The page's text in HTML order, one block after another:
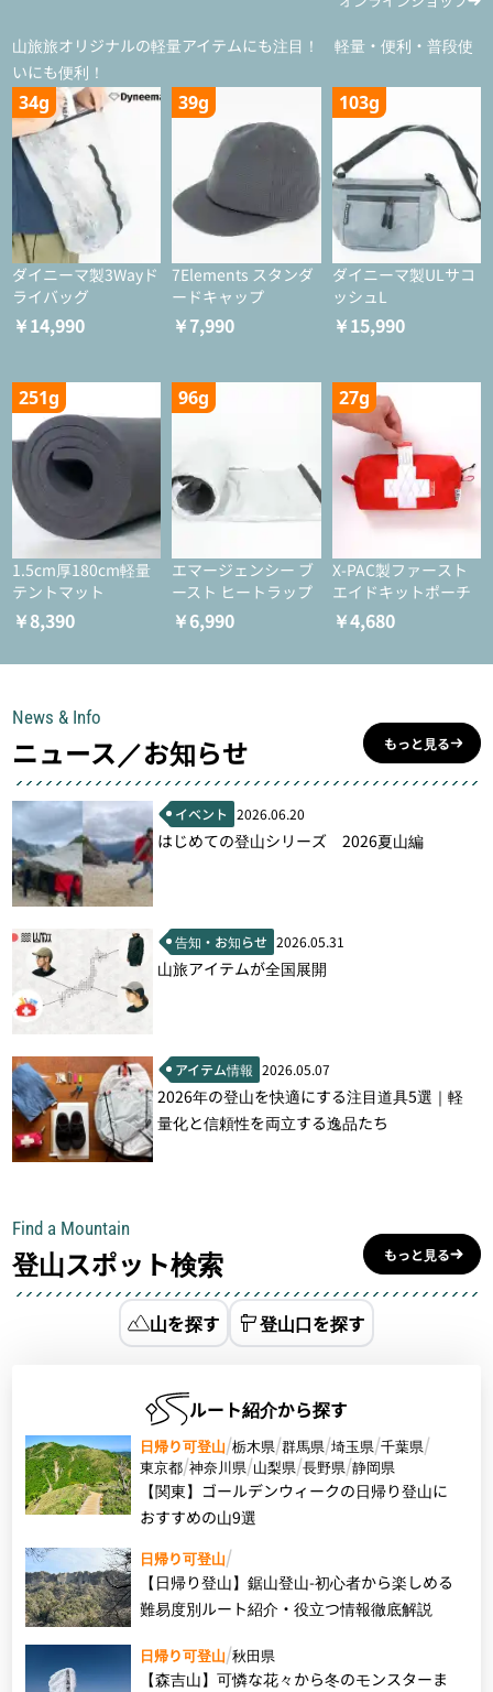
山旅旅オリジナルの軽量アイテムにも注目！ 軽量・便利・普段使
いにも便利！
34g
ダイニーマ製3Wayド
ライバッグ
￥14,990
39g
7Elements スタンダ
ードキャップ
￥7,990
103g
ダイニーマ製ULサコ
ッシュL
￥15,990
251g
1.5cm厚180cm軽量
テントマット
￥8,390
96g
エマージェンシー ブ
ースト ヒートラップ
￥6,990
27g
X-PAC製ファースト
エイドキットポーチ
￥4,680
News & Info
ニュース／お知らせ もっと見る
イベント 2026.06.20
はじめての登山シリーズ 2026夏山編
告知・お知らせ 2026.05.31
山旅アイテムが全国展開
アイテム情報 2026.05.07
2026年の登山を快適にする注目道具5選｜軽
量化と信頼性を両立する逸品たち
Find a Mountain
登山スポット検索 もっと見る
山を探す 登山口を探す
ルート紹介から探す
日帰り可登山 栃木県 群馬県 埼玉県 千葉県
東京都 神奈川県 山梨県 長野県 静岡県
【関東】ゴールデンウィークの日帰り登山に
おすすめの山9選
日帰り可登山
【日帰り登山】鋸山登山-初心者から楽しめる
難易度別ルート紹介・役立つ情報徹底解説
日帰り可登山 秋田県
【森吉山】可憐な花々から冬のモンスターま